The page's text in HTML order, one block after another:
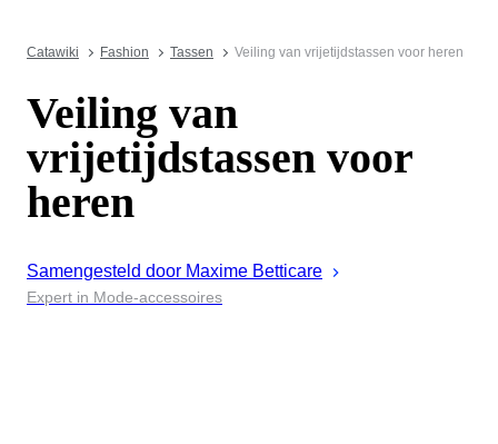
Catawiki Fashion Tassen Veiling van vrijetijdstassen voor heren
Veiling van
vrijetijdstassen voor
heren
Samengesteld door Maxime Betticare
Expert in Mode-accessoires